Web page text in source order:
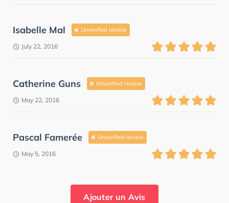
Isabelle Mal Unverified review
July 22, 2016
Catherine Guns Unverified review
May 22, 2016
Pascal Famerée Unverified review
May 5, 2016
Ajouter un Avis